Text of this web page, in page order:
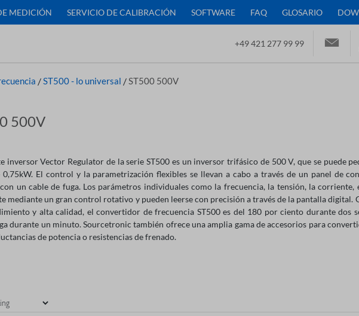
MEDICIÓN SERVICIO DE CALIBRACIÓN SOFTWARE FAQ GLOSARIO
+49 421 277 99 99
/ST500 - lo universal /ST500 500V
500V
inversor Vector Regulator de la serie ST500 es un inversor trifásico de 500 V, que se puede
El control y la parametrización flexibles se llevan a cabo a través de un panel de
un cable de fuga. Los parámetros individuales como la frecuencia, la tensión, la corriente,
mediante un gran control rotativo y pueden leerse con precisión a través de la pantalla digital.
y alta calidad, el convertidor de frecuencia ST500 es del 180 por ciento durante dos
durante un minuto. Sourcetronic también ofrece una amplia gama de accesorios para
de potencia o resistencias de frenado.